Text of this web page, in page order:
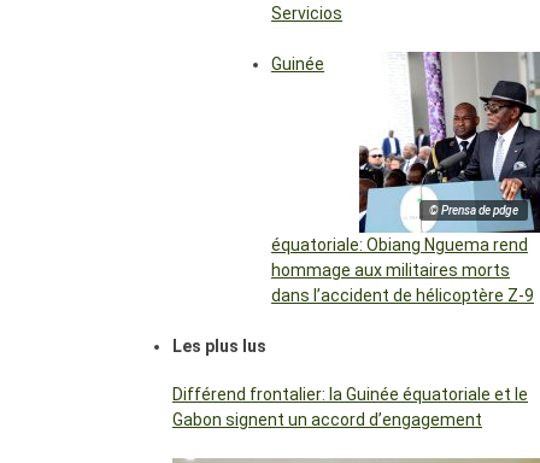
Servicios
© Prensa de pdge
Guinée
équatoriale: Obiang Nguema rend
hommage aux militaires morts
dans l’accident de hélicoptère Z-9
Les plus lus
Différend frontalier: la Guinée équatoriale et le
Gabon signent un accord d’engagement